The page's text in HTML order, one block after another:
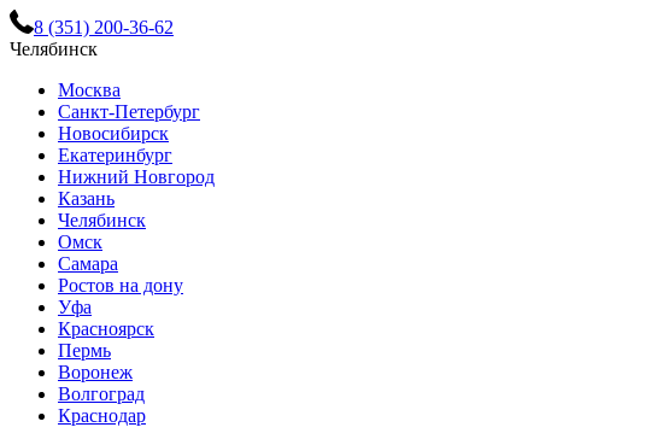
8 (351) 200-36-62
Челябинск
Москва
Санкт-Петербург
Новосибирск
Екатеринбург
Нижний Новгород
Казань
Челябинск
Омск
Самара
Ростов на дону
Уфа
Красноярск
Пермь
Воронеж
Волгоград
Краснодар